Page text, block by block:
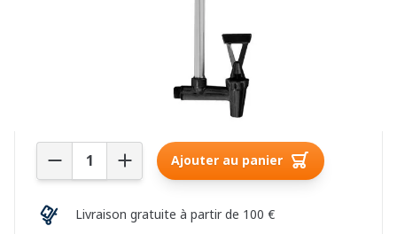
Stock actuel : plus de 10 pièce(s) en stock
Quantité Ajouter au panier
Livraison gratuite à partir de 100 €